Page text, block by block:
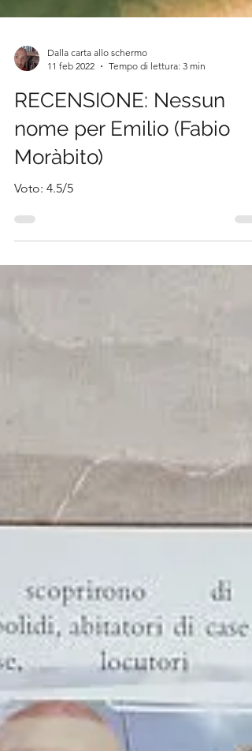
Dalla carta allo schermo
11 feb 2022
Tempo di lettura: 3 min
RECENSIONE: Nessun
nome per Emilio (Fabio
Moràbito)